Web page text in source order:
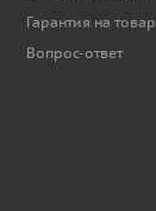
Гарантия на товар
Вопрос-ответ